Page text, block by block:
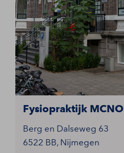
Fysiopraktijk MCNO
Berg en Dalseweg 63
6522 BB, Nijmegen